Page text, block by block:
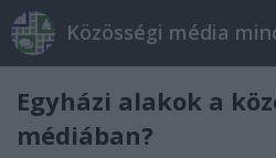
Közösségi média
Egyházi alakok a
médiában?